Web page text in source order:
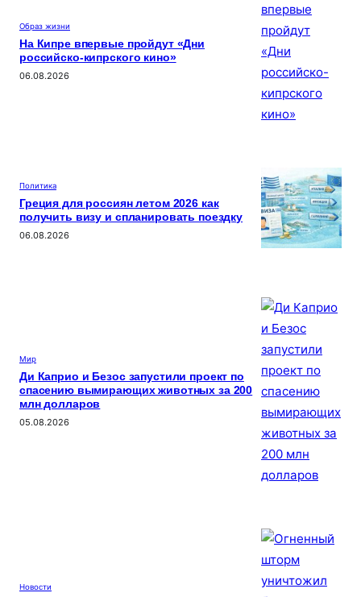
Образ жизни
На Кипре впервые пройдут «Дни
российско-кипрского кино»
06.08.2026
Политика
Греция для россиян летом 2026 как
получить визу и спланировать поездку
06.08.2026
Мир
Ди Каприо и Безос запустили проект по
спасению вымирающих животных за 200
млн долларов
05.08.2026
Новости